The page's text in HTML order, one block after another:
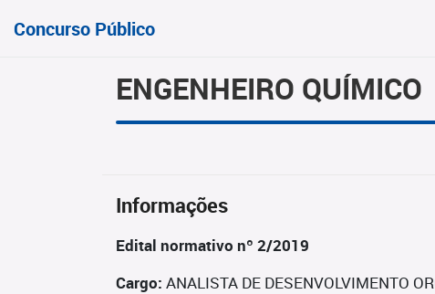
Concurso Público
ENGENHEIRO QUÍMICO
Informações
Edital normativo nº 2/2019
Cargo: ANALISTA DE DESENVOLVIMENTO